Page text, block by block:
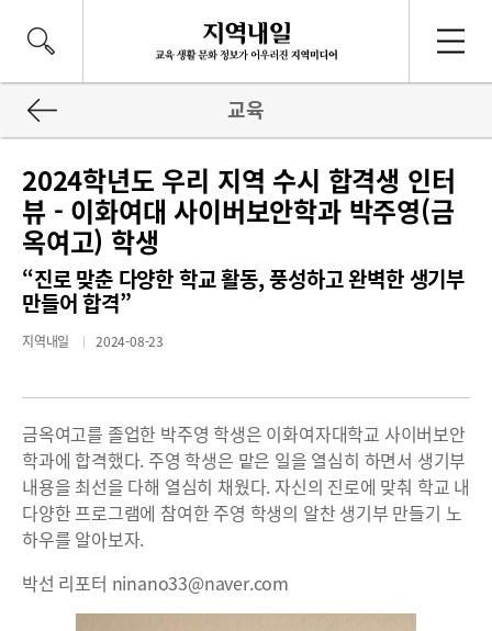
교육
2024학년도 우리 지역 수시 합격생 인터
뷰 - 이화여대 사이버보안학과 박주영(금
옥여고) 학생
“진로 맞춘 다양한 학교 활동, 풍성하고 완벽한 생기부
만들어 합격”
지역내일 2024-08-23
금옥여고를 졸업한 박주영 학생은 이화여자대학교 사이버보안
학과에 합격했다. 주영 학생은 맡은 일을 열심히 하면서 생기부
내용을 최선을 다해 열심히 채웠다. 자신의 진로에 맞춰 학교 내
다양한 프로그램에 참여한 주영 학생의 알찬 생기부 만들기 노
하우를 알아보자.
박선 리포터 ninano33@naver.com